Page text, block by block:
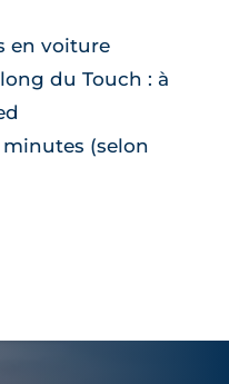
en voiture
du Touch : à
minutes (selon